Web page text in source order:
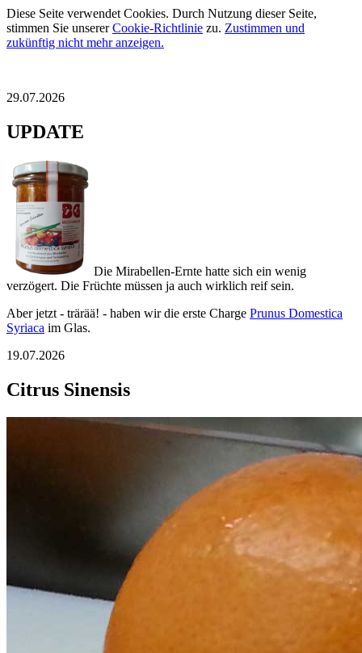
Diese Seite verwendet Cookies. Durch Nutzung dieser Seite,
stimmen Sie unsererCookie-Richtlinie zu. Zustimmen und
zukünftig nicht mehr anzeigen.
29.07.2026
UPDATE
Die Mirabellen-Ernte hatte sich ein wenig
verzögert. Die Früchte müssen ja auch wirklich reif sein.
Aber jetzt - trärää! - haben wir die erste Charge Prunus Domestica
Syriaca im Glas.
19.07.2026
Citrus Sinensis